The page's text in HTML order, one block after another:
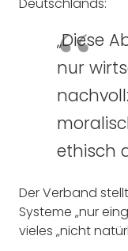
Deutschlands:
„Diese
nur
ethisch
Der Verband
Systeme „nur
vieles „nicht